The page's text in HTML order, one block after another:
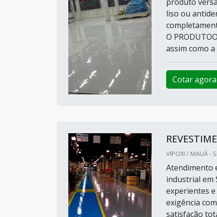
liso ou
O
assim como
Cotar agora
VIPOXI / MAUÁ -
Atendimento
industrial em
experientes
exigência
satisfação